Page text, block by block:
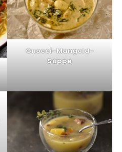
Gnocci-Mangold-
Suppe